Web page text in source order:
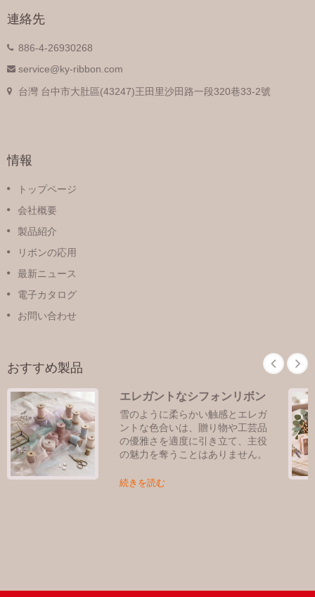
連絡先
886-4-26930268
service@ky-ribbon.com
台灣 台中市大肚區(43247)王田里沙田路一段320巷33-2號
情報
トップページ
会社概要
製品紹介
リボンの応用
最新ニュース
電子カタログ
お問い合わせ
おすすめ製品
エレガントなシフォンリボン
雪のように柔らかい触感とエレガ
ントな色合いは、贈り物や工芸品
の優雅さを適度に引き立て、主役
の魅力を奪うことはありません。
続きを読む